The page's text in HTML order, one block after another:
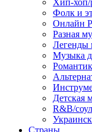
Хип-хоп/
Фолк и
Онлайн
Разная
Легенды
Музыка
Детская
R&B/
Страны